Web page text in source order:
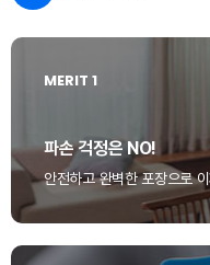
MERIT 1
파손 걱정은 NO!
안전하고 완벽한 포장으로